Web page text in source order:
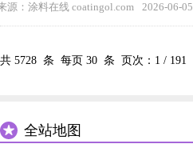
源：涂料在线 coatingol.com 2026-06-05
共 5728 条 每页 30 条 页次： 1 / 191
全站地图